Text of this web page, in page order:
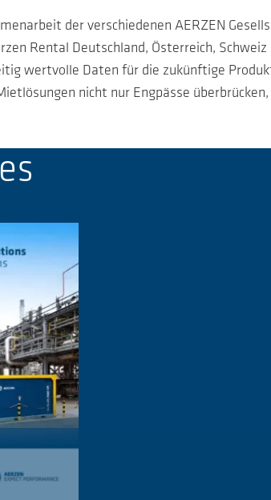
der verschiedenen AERZEN
Rental Deutschland, Österreich,
wertvolle Daten für die zukünftige
nicht nur Engpässe